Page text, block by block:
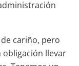
cariño, pero
obligación llevar